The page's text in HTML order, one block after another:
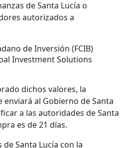
de Santa Lucía o
autorizados a
de Inversión (FCIB)
Investment Solutions
dichos valores, la
al Gobierno de Santa
a las autoridades de Santa
es de 21 días.
Santa Lucía con la